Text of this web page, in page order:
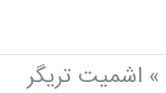
اشمیت تریگر